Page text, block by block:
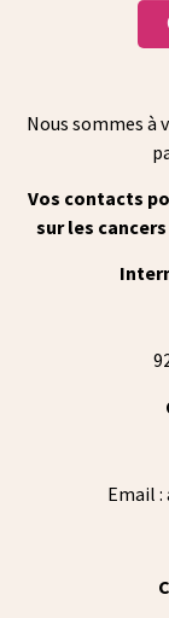
Nous sommes à
Vos contacts
sur les
Email